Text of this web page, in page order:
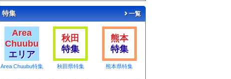
特集 一覧
Area
Chuubu
エリア
Area Chuubu特集
秋田
特集
秋田県特集
熊本
特集
熊本県特集